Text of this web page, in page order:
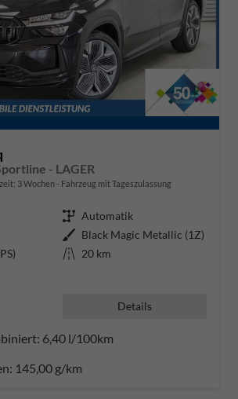
- LAGER
3 Wochen Fahrzeug mit Tageszulassung
Getriebe Automatik
Außenfarbe Black Magic Metallic (1Z)
Kilometerstand 20 km
Details
6,40 l/100km
145,00 g/km